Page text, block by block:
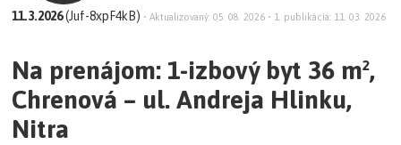
11.3.2026(Juf-8xpF4kB) • Aktualizovaný: 05. 08. 2026 • 1. publikácia: 11. 03. 2026
Na prenájom: 1-izbový byt 36 m²,
Chrenová – ul. Andreja Hlinku,
Nitra